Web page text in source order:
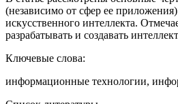
(независимо от сфер ее
искусственного интеллекта.
разрабатывать и создавать
Ключевые слова:
информационные технологии,